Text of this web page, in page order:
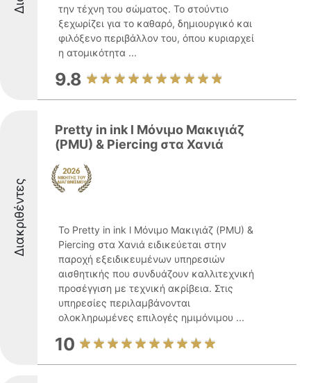
την τέχνη του σώματος. Το στούντιο
ξεχωρίζει για το καθαρό, δημιουργικό και
φιλόξενο περιβάλλον του, όπου κυριαρχεί
η ατομικότητα ...
9.8
Διακριθέντες
Pretty in ink l Μόνιμο Μακιγιάζ
(PMU) & Piercing στα Χανιά
Το Pretty in ink l Μόνιμο Μακιγιάζ (PMU) &
Piercing στα Χανιά ειδικεύεται στην
παροχή εξειδικευμένων υπηρεσιών
αισθητικής που συνδυάζουν καλλιτεχνική
προσέγγιση με τεχνική ακρίβεια. Στις
υπηρεσίες περιλαμβάνονται
ολοκληρωμένες επιλογές ημιμόνιμου ...
10